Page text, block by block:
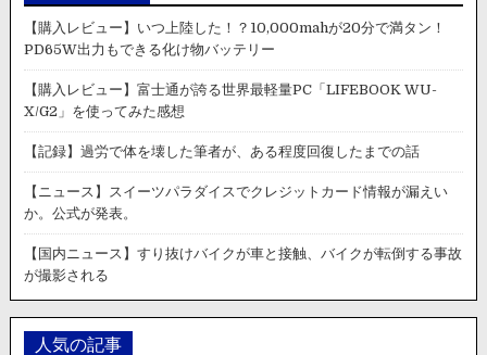
【購入レビュー】いつ上陸した！？10,000mahが20分で満タン！
PD65W出力もできる化け物バッテリー
【購入レビュー】富士通が誇る世界最軽量PC「LIFEBOOK WU-
X/G2」を使ってみた感想
【記録】過労で体を壊した筆者が、ある程度回復したまでの話
【ニュース】スイーツパラダイスでクレジットカード情報が漏えい
か。公式が発表。
【国内ニュース】すり抜けバイクが車と接触、バイクが転倒する事故
が撮影される
人気の記事